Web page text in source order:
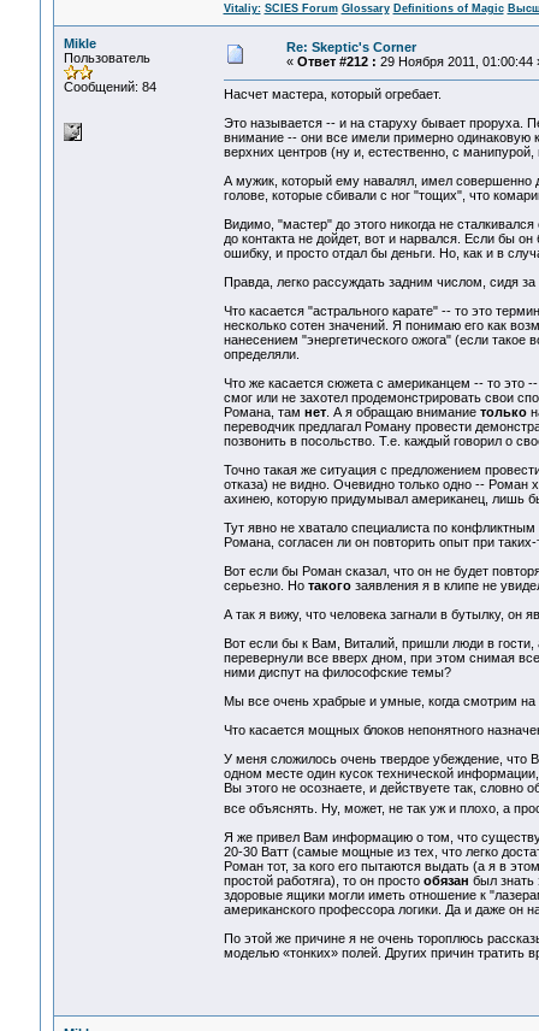
Vitaliy: SCIES Forum Glossary Definitions of Magic
Mikle
Пользователь
Сообщений: 84
Re: Skeptic's Corner
« Ответ #212 : 29 Ноября 2011, 01:00:44
Насчет мастера, который огребает.
Это называется -- и на старуху бывает проруха.
внимание -- они все имели примерно
верхних центров (ну и, естественно, с
А мужик, который ему навалял, имел совершенно
голове, которые сбивали с ног "тощих", что
Видимо, "мастер" до этого никогда не
до контакта не дойдет, вот и нарвался. Если бы
ошибку, и просто отдал бы деньги. Но, как и в
Правда, легко рассуждать задним числом, сидя
Что касается "астрального карате" -- то это
несколько сотен значений. Я понимаю его как
нанесением "энергетического ожога" (если
определяли.
Что же касается сюжета с американцем -- то это
смог или не захотел продемонстрировать свои
Романа, там нет. А я обращаю внимание только
переводчик предлагал Роману провести
позвонить в посольство. Т.е. каждый говорил о
Точно такая же ситуация с предложением
отказа) не видно. Очевидно только одно -- Роман
ахинею, которую придумывал американец, лишь
Тут явно не хватало специалиста по
Романа, согласен ли он повторить опыт при
Вот если бы Роман сказал, что он не будет
серьезно. Но такогозаявления я в клипе не
А так я вижу, что человека загнали в бутылку, он
Вот если бы к Вам, Виталий, пришли люди в гости,
перевернули все вверх дном, при этом снимая
ними диспут на философские темы?
Мы все очень храбрые и умные, когда смотрим на
Что касается мощных блоков непонятного
У меня сложилось очень твердое убеждение, что
одном месте один кусок технической
Вы этого не осознаете, и действуете так,
все объяснять. Ну, может, не так уж и плохо, а
Я же привел Вам информацию о том, что
20-30 Ватт (самые мощные из тех, что легко
Роман тот, за кого его пытаются выдать (а я в
простой работяга), то он просто обязан был
здоровые ящики могли иметь отношение к
американского профессора логики. Да и даже он
По этой же причине я не очень тороплюсь
моделью «тонких» полей. Других причин тратить